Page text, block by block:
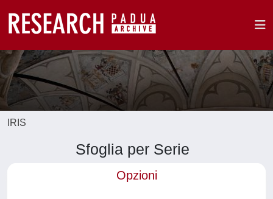
IRIS
Sfoglia per Serie
Opzioni